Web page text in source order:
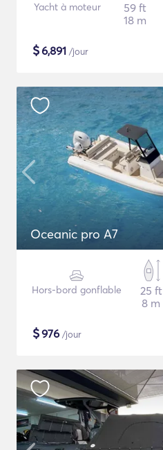
Yacht à moteur
59 ft
18 m
$6,891 /jour
Oceanic pro A7
Hors-bord gonflable
25 ft
8 m
$976 /jour